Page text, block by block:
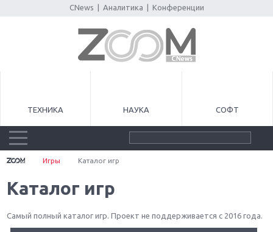
CNews Аналитика Конференции
ТЕХНИКА НАУКА СОФТ
Игры Каталог игр
Каталог игр
Самый полный каталог игр. Проект не поддерживается с 2016 года.